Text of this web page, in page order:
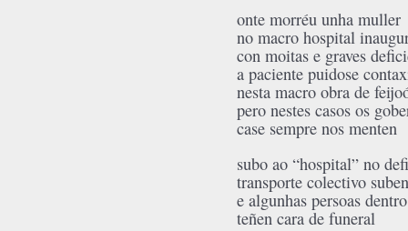
onte morréu unha muller
no macro hospital
con moitas e graves
a paciente puidose
nesta macro obra de
pero nestes casos os
case sempre nos menten
subo ao “hospital” no
transporte colectivo
e algunhas persoas dentro
teñen cara de funeral